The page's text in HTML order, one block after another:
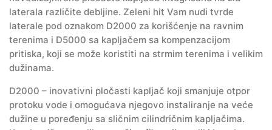
laterala različite debljine. Zeleni hit Vam nudi tvrde
laterale pod oznakom D2000 za korišćenje na ravnim
terenima i D5000 sa kapljačem sa kompenzacijom
pritiska, koji se može koristiti na strmim terenima i velikim
dužinama.
D2000 – inovativni pločasti kapljač koji smanjuje otpor
protoku vode i omogućava njegovo instaliranje na veće
dužine u poređenju sa sličnim cilindričnim kapljačima.